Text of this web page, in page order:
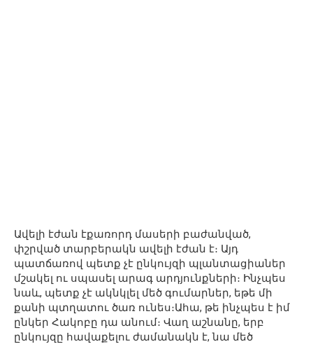
Ավելի էժան էքառորդ մասերի բաժանված,
փշրված տարբերակն ավելի էժան է։ Այդ
պատճառով պետք չէ ընկույզի պլանտացիաներ
մշակել ու սպասել արագ արդյունքների։ Ինչպես
նաև, պետք չէ ակնկլել մեծ գումարներ, եթե մի
քանի պտղատու ծառ ունես։Ահա, թե ինչպես է իմ
ընկեր Հակոբը դա անում։ Վաղ աշնանը, երբ
ընկույզը հավաքելու ժամանակն է, նա մեծ